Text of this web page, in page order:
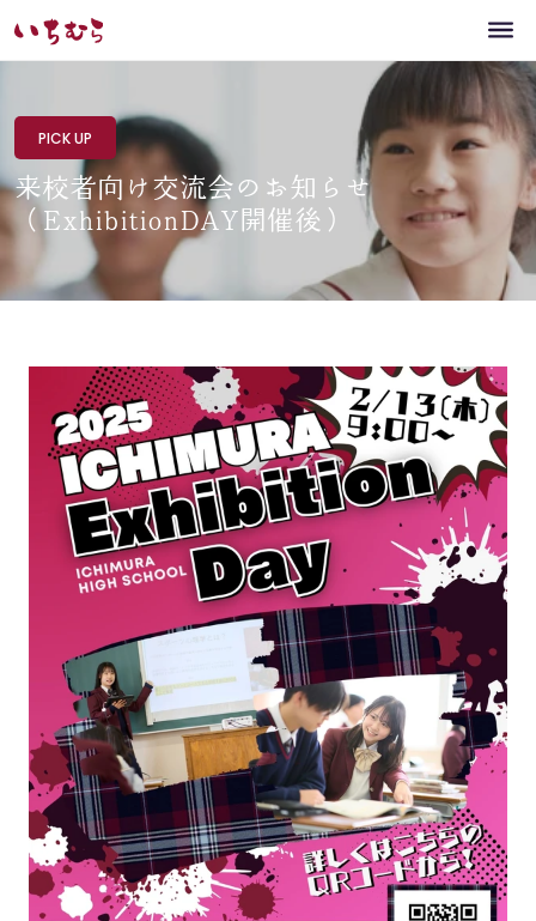
PICK UP
来校者向け交流会のお知らせ
（ExhibitionDAY開催後）